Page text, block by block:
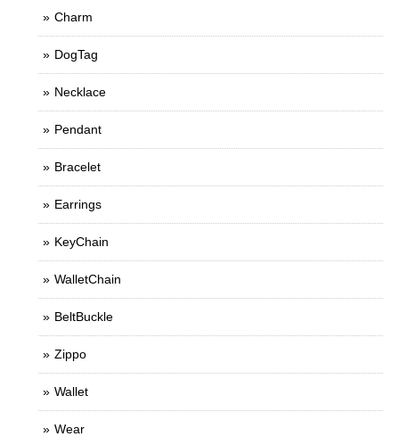
Charm
DogTag
Necklace
Pendant
Bracelet
Earrings
KeyChain
WalletChain
BeltBuckle
Zippo
Wallet
Wear